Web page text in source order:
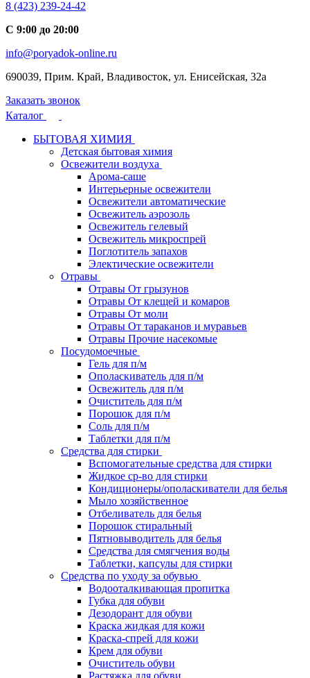
8 (423) 239-24-42
С 9:00 до 20:00
info@poryadok-online.ru
690039, Прим. Край, Владивосток, ул. Енисейская, 32а
Заказать звонок
Каталог
БЫТОВАЯ ХИМИЯ
Детская бытовая химия
Освежители воздуха
Арома-саше
Интерьерные освежители
Освежители автоматические
Освежитель аэрозоль
Освежитель гелевый
Освежитель микроспрей
Поглотитель запахов
Электические освежители
Отравы
Отравы От грызунов
Отравы От клещей и комаров
Отравы От моли
Отравы От тараканов и муравьев
Отравы Прочие насекомые
Посудомоечные
Гель для п/м
Ополаскиватель для п/м
Освежитель для п/м
Очиститель для п/м
Порошок для п/м
Соль для п/м
Таблетки для п/м
Средства для стирки
Вспомогательные средства для стирки
Жидкое ср-во для стирки
Кондиционеры/ополаскиватели для белья
Мыло хозяйственное
Отбеливатель для белья
Порошок стиральный
Пятновыводитель для белья
Средства для смягчения воды
Таблетки, капсулы для стирки
Средства по уходу за обувью
Водооталкивающая пропитка
Губка для обуви
Дезодорант для обуви
Краска жидкая для кожи
Краска-спрей для кожи
Крем для обуви
Очиститель обуви
Растяжка для обуви